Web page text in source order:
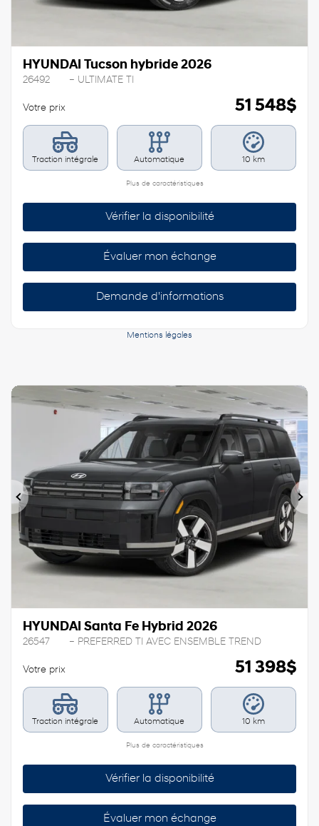
HYUNDAI Tucson hybride 2026
26492 – ULTIMATE TI
Votre prix 51 548$
Traction intégrale Automatique 10 km
Plus de caractéristiques
Vérifier la disponibilité
Évaluer mon échange
Demande d'informations
Mentions légales
Précédent
HYUNDAI Santa Fe Hybrid 2026
26547 – PREFERRED TI AVEC ENSEMBLE TREND
Votre prix 51 398$
Traction intégrale Automatique 10 km
Plus de caractéristiques
Vérifier la disponibilité
Évaluer mon échange